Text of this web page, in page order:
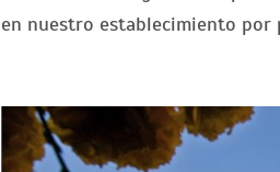
en nuestro establecimiento por